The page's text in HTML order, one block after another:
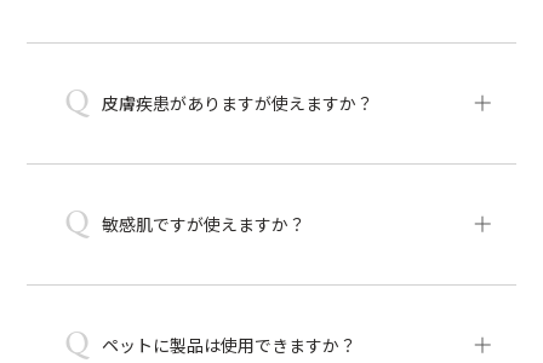
Q 皮膚疾患がありますが使えますか？
Q 敏感肌ですが使えますか？
Q ペットに製品は使用できますか？